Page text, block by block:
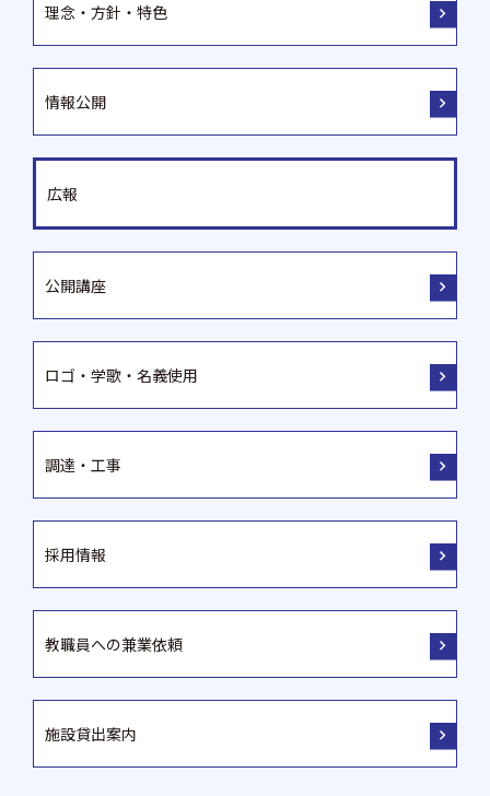
理念・方針・特色
情報公開
広報
公開講座
ロゴ・学歌・名義使用
調達・工事
採用情報
教職員への兼業依頼
施設貸出案内